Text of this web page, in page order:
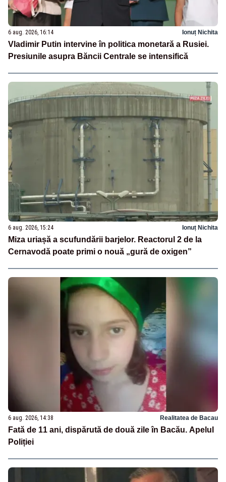
6 aug. 2026, 16:14 Ionuț Nichita
Vladimir Putin intervine în politica monetară a Rusiei.
Presiunile asupra Băncii Centrale se intensifică
6 aug. 2026, 15:24 Ionuț Nichita
Miza uriașă a scufundării barjelor. Reactorul 2 de la
Cernavodă poate primi o nouă „gură de oxigen”
6 aug. 2026, 14:38 Realitatea de Bacau
Fată de 11 ani, dispărută de două zile în Bacău. Apelul
Poliției